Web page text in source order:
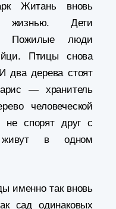
Житань вновь
жизнью. Дети
Пожилые люди
Птицы снова
два дерева стоят
— хранитель
человеческой
не спорят друг с
в одном
именно так вновь
сад одинаковых